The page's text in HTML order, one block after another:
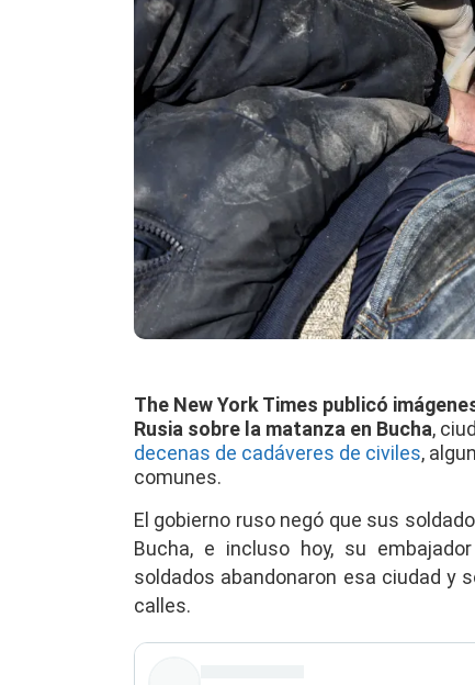
The New York Times publicó
Rusia sobre la matanza en Bucha,
decenas de cadáveres de civiles,
comunes.
El gobierno ruso negó que sus
Bucha, e incluso hoy, su
soldados abandonaron esa ciudad y
calles.